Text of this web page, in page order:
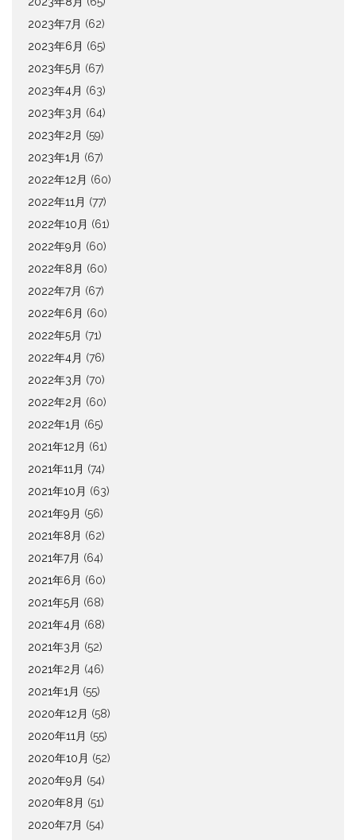
2023年7月 (62)
2023年6月 (65)
2023年5月 (67)
2023年4月 (63)
2023年3月 (64)
2023年2月 (59)
2023年1月 (67)
2022年12月 (60)
2022年11月 (77)
2022年10月 (61)
2022年9月 (60)
2022年8月 (60)
2022年7月 (67)
2022年6月 (60)
2022年5月 (71)
2022年4月 (76)
2022年3月 (70)
2022年2月 (60)
2022年1月 (65)
2021年12月 (61)
2021年11月 (74)
2021年10月 (63)
2021年9月 (56)
2021年8月 (62)
2021年7月 (64)
2021年6月 (60)
2021年5月 (68)
2021年4月 (68)
2021年3月 (52)
2021年2月 (46)
2021年1月 (55)
2020年12月 (58)
2020年11月 (55)
2020年10月 (52)
2020年9月 (54)
2020年8月 (51)
2020年7月 (54)